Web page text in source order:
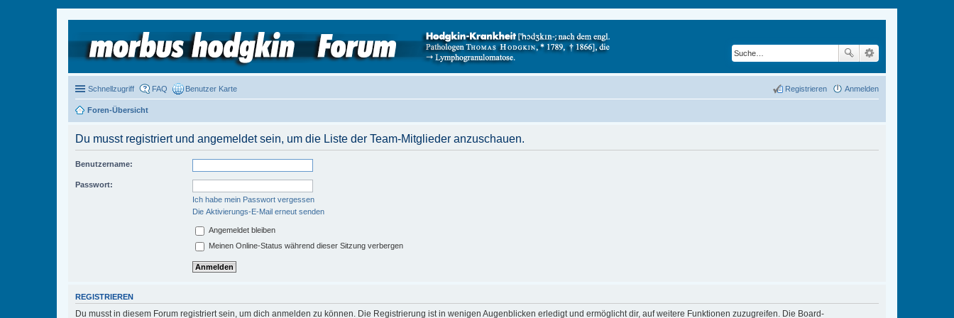
Schnellzugriff FAQ Benutzer Karte Anmelden
Registrieren
Foren-Übersicht
Du musst registriert und angemeldet sein, um die Liste der Team-Mitglieder anzuschauen.
Benutzername:
Passwort:
Ich habe mein Passwort vergessen
Die Aktivierungs-E-Mail erneut senden
Angemeldet bleiben
Meinen Online-Status während dieser Sitzung verbergen
REGISTRIEREN
Du musst in diesem Forum registriert sein, um dich anmelden zu können. Die Registrierung ist in wenigen Augenblicken erledigt und ermöglicht dir, auf weitere Funktionen zuzugreifen. Die Board-